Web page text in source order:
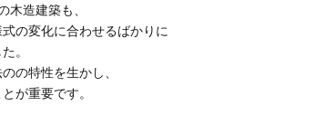
木造建築も、
の変化に合わせるばかりに
。
の特性を生かし、
が重要です。